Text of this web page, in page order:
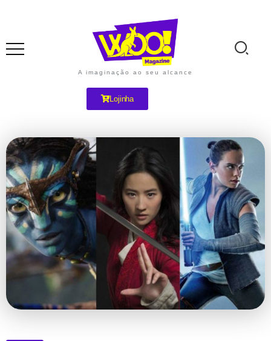
A imaginação ao seu alcance
Lojinha